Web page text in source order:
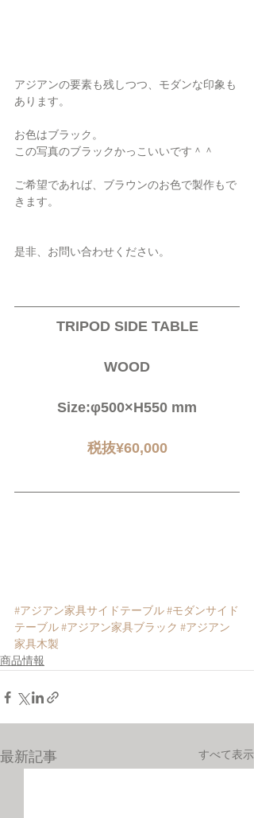
アジアンの要素も残しつつ、モダンな印象も
あります。
お色はブラック。
この写真のブラックかっこいいです＾＾
ご希望であれば、ブラウンのお色で製作もで
きます。
是非、お問い合わせください。
TRIPOD SIDE TABLE
WOOD
Size:φ500×H550 mm
税抜¥60,000
#アジアン家具サイドテーブル#モダンサイド
テーブル#アジアン家具ブラック #アジアン
家具木製
商品情報
最新記事 すべて表示